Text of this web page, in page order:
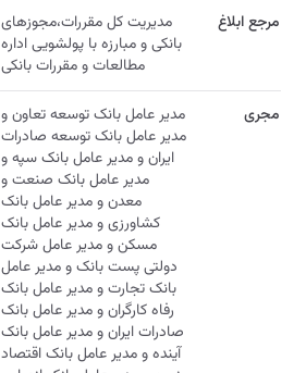
مرجع ابلاغ
مدیریت کل مقررات،مجوزهای
بانکی و مبارزه با پولشویی اداره
مطالعات و مقررات بانکی
مجری
مدیر عامل بانک توسعه تعاون و
مدیر عامل بانک توسعه صادرات
ایران و مدیر عامل بانک سپه و
مدیر عامل بانک صنعت و
معدن و مدیر عامل بانک
کشاورزی و مدیر عامل بانک
مسکن و مدیر عامل شرکت
دولتی پست بانک و مدیر عامل
بانک تجارت و مدیر عامل بانک
رفاه کارگران و مدیر عامل بانک
صادرات ایران و مدیر عامل بانک
آینده و مدیر عامل بانک اقتصاد